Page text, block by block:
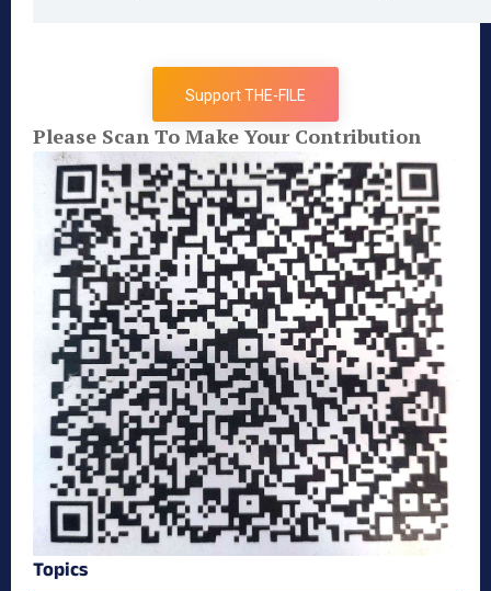
Support THE-FILE
Please Scan To Make Your Contribution
Topics